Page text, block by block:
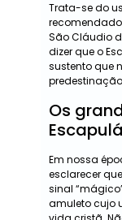
Trata-se do
recomendado
São Cláudio
dizer que o
sustento que
Os
Em nossa
esclarecer
sinal
amuleto cujo